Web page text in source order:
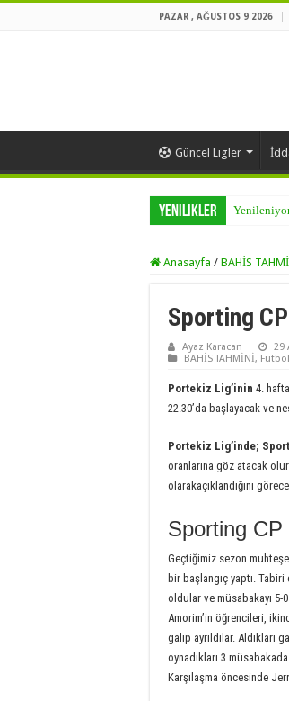
PAZAR , AĞUSTOS 9 2026
Güncel Ligler
Yenilikler
Anasayfa / BAHİS
Sporting
Ayaz Karacan
29
BAHİS TAHMİNİ, Futbol
Portekiz Lig’inin 4.
22.30’da başlayacak ve
Portekiz Lig’inde;
oranlarına göz atacak
olarakaçıklandığını
Sporting CP
Geçtiğimiz sezon
bir başlangıç yaptı.
oldular ve müsabakayı 5-
Amorim’in öğrencileri,
galip ayrıldılar. Aldıkları
oynadıkları 3
Karşılaşma öncesinde